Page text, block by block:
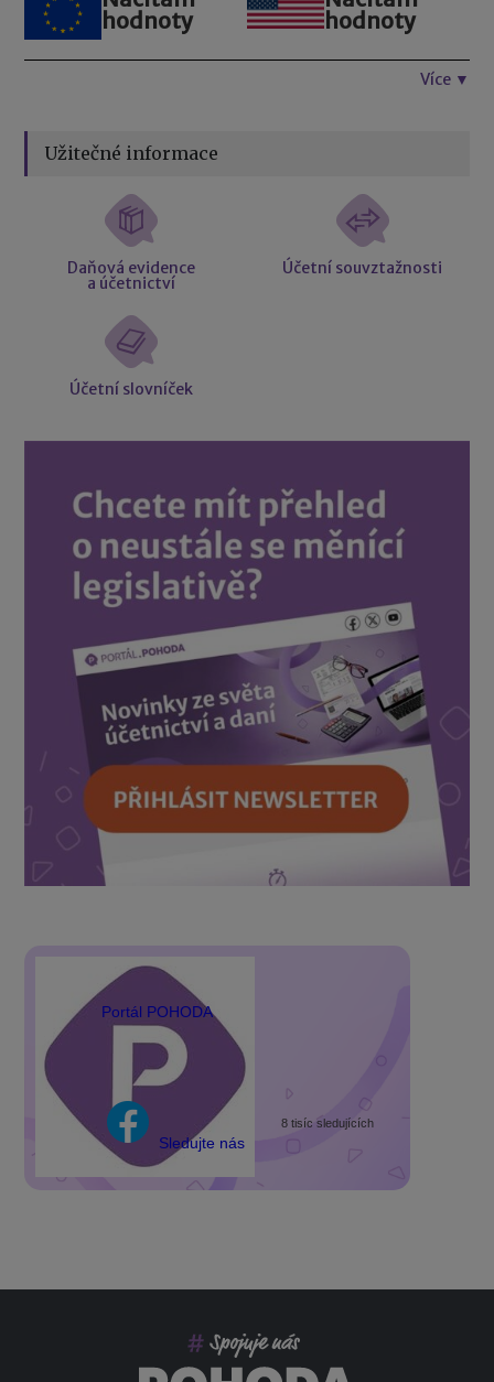
hodnoty
hodnoty
Více ▼
Užitečné informace
Daňová evidence
a účetnictví
Účetní souvztažnosti
Účetní slovníček
Portál POHODA
Sledujte nás
8 tisíc sledujících